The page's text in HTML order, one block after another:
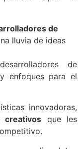
de
lluvia de ideas
de
enfoques para el
innovadoras,
creativos que les